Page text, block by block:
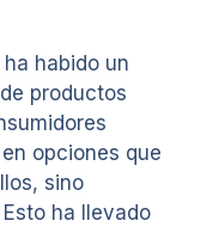
habido un
productos
opciones que
sino
ha llevado